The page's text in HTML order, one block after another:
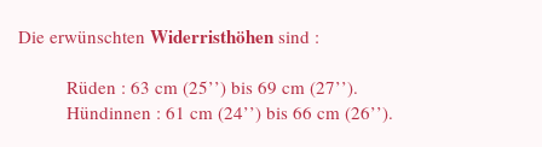
Die erwünschten Widerristhöhen sind :
Rüden : 63 cm (25’’) bis 69 cm (27’’).
Hündinnen : 61 cm (24’’) bis 66 cm (26’’).